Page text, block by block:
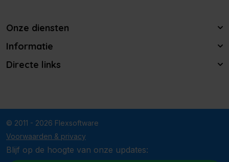
Onze diensten
Informatie
Directe links
© 2011 - 2026 Flexsoftware
Voorwaarden & privacy
Blijf op de hoogte van onze updates: